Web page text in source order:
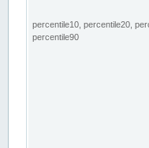
percentile10, percentile20,
percentile90